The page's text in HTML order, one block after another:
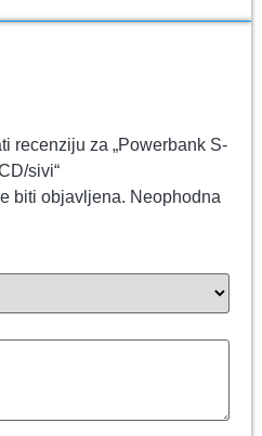
recenziju za „Powerbank S-
sivi“
biti objavljena. Neophodna